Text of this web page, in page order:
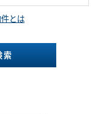
とは
索